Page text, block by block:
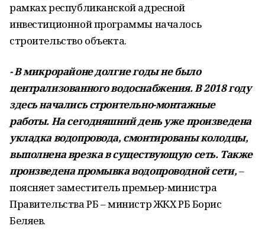
рамках республиканской адресной
инвестиционной программы началось
строительство объекта.
- В микрорайоне долгие годы не было
централизованного водоснабжения. В 2018 году
здесь начались строительно-монтажные
работы. На сегодняшний день уже произведена
укладка водопровода, смонтированы колодцы,
выполнена врезка в существующую сеть. Также
произведена промывка водопроводной сети,–
поясняет заместитель премьер-министра
Правительства РБ – министр ЖКХ РБ Борис
Беляев.